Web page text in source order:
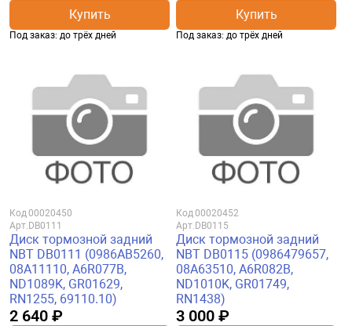
Купить
Под заказ: до трёх дней
Купить
Под заказ: до трёх дней
Код00020450
Арт. DB0111
Диск тормозной задний
NBT DB0111 (0986AB5260,
08A11110, A6R077B,
ND1089K, GR01629,
RN1255, 69110.10)
2 640 ₽
Код00020452
Арт. DB0115
Диск тормозной задний
NBT DB0115 (0986479657,
08A63510, A6R082B,
ND1010K, GR01749,
RN1438)
3 000 ₽